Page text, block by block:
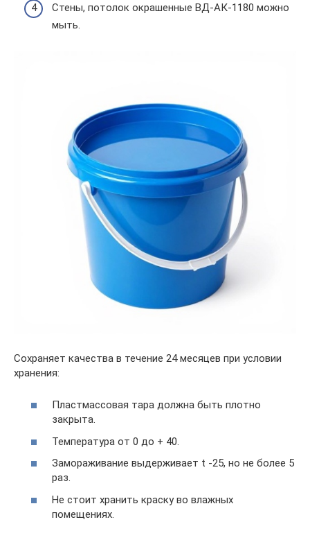
Стены, потолок окрашенные ВД-АК-1180 можно
мыть.
Сохраняет качества в течение 24 месяцев при условии
хранения:
Пластмассовая тара должна быть плотно
закрыта.
Температура от 0 до + 40.
Замораживание выдерживает t -25, но не более 5
раз.
Не стоит хранить краску во влажных
помещениях.